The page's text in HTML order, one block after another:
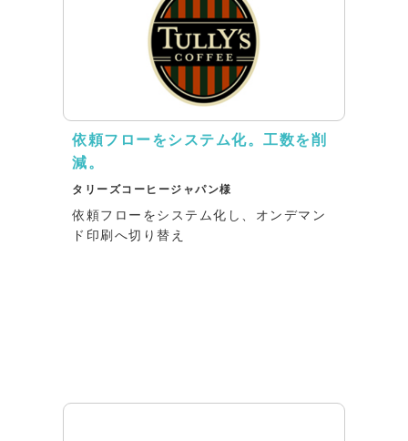
依頼フローをシステム化。工数を削
減。
タリーズコーヒージャパン様
依頼フローをシステム化し、オンデマン
ド印刷へ切り替え